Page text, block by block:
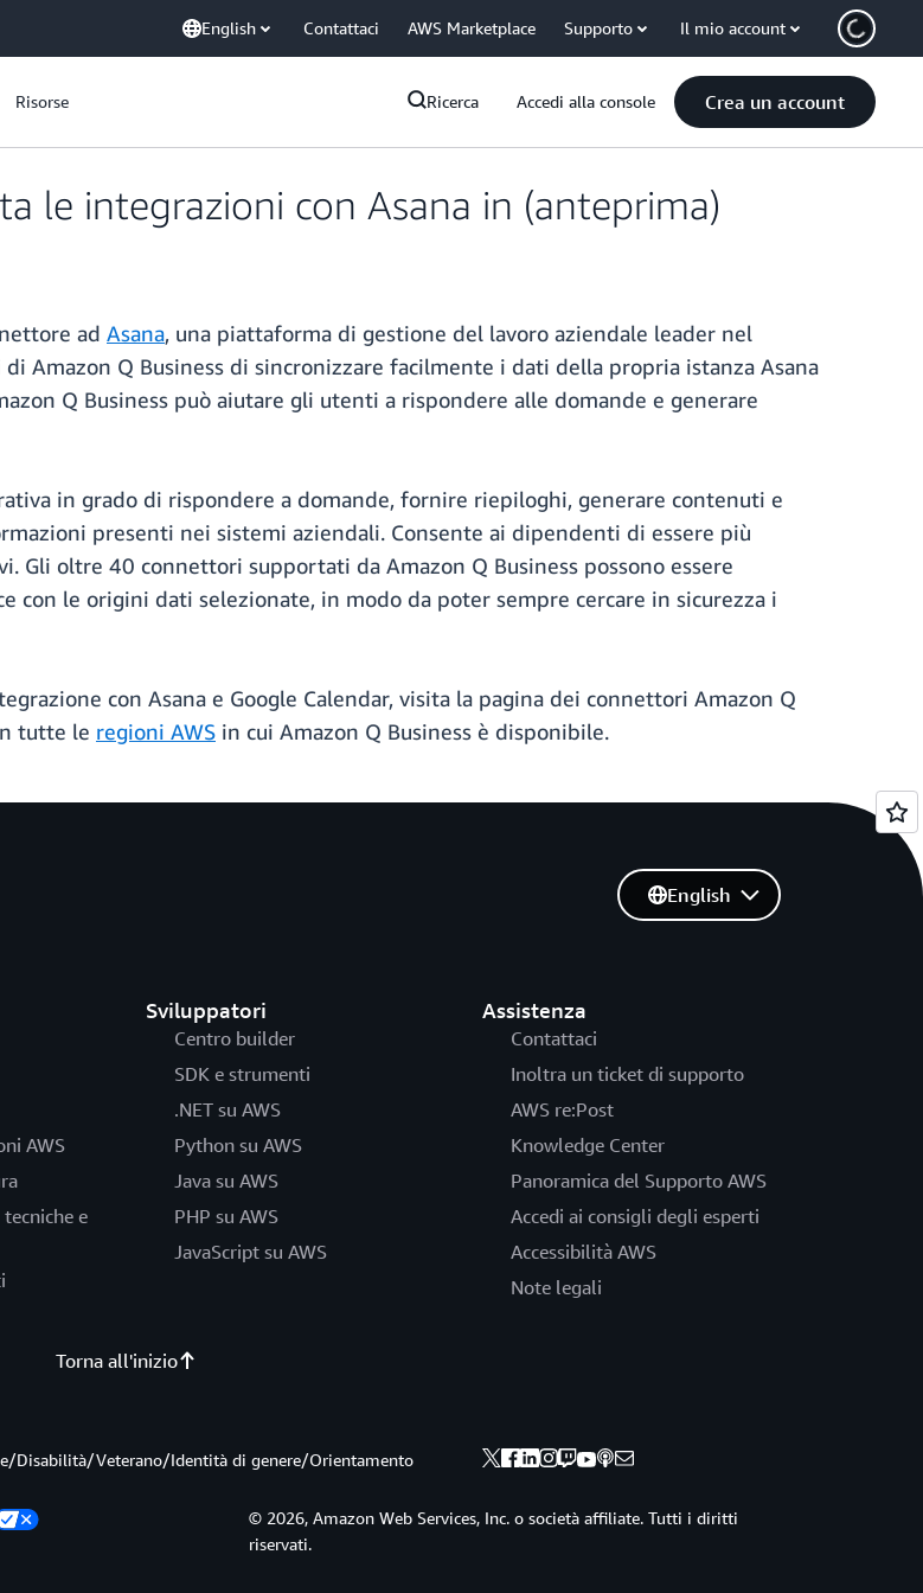
English Contattaci AWS Marketplace Supporto Il mio account
Risorse Ricerca Accedi alla console Crea un account
le integrazioni con Asana in (anteprima)
ad Asana, una piattaforma di gestione del lavoro aziendale leader nel
Amazon Q Business di sincronizzare facilmente i dati della propria istanza Asana
Q Business può aiutare gli utenti a rispondere alle domande e generare
in grado di rispondere a domande, fornire riepiloghi, generare contenuti e
presenti nei sistemi aziendali. Consente ai dipendenti di essere più
oltre 40 connettori supportati da Amazon Q Business possono essere
con le origini dati selezionate, in modo da poter sempre cercare in sicurezza i
con Asana e Google Calendar, visita la pagina dei connettori Amazon Q
tutte le regioni AWS in cui Amazon Q Business è disponibile.
AWS
e
Sviluppatori
Centro builder
SDK e strumenti
.NET su AWS
Python su AWS
Java su AWS
PHP su AWS
JavaScript su AWS
Assistenza
Contattaci
Inoltra un ticket di supporto
AWS re:Post
Knowledge Center
Panoramica del Supporto AWS
Accedi ai consigli degli esperti
Accessibilità AWS
Note legali
English
Torna all'inizio
Disabilità/Veterano/Identità di genere/Orientamento
© 2026, Amazon Web Services, Inc. o società affiliate. Tutti i diritti
riservati.